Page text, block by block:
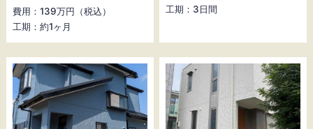
費用：139万円（税込）
工期：約1ヶ月
工期：3日間